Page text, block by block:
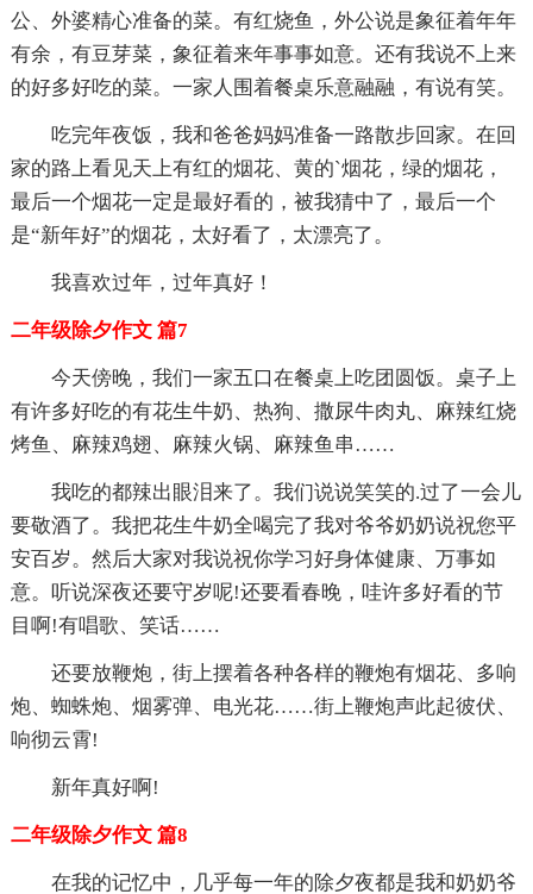
公、外婆精心准备的菜。有红烧鱼，外公说是象征着年年
有余，有豆芽菜，象征着来年事事如意。还有我说不上来
的好多好吃的菜。一家人围着餐桌乐意融融，有说有笑。
吃完年夜饭，我和爸爸妈妈准备一路散步回家。在回
家的路上看见天上有红的烟花、黄的`烟花，绿的烟花，
最后一个烟花一定是最好看的，被我猜中了，最后一个
是“新年好”的烟花，太好看了，太漂亮了。
我喜欢过年，过年真好！
二年级除夕作文 篇7
今天傍晚，我们一家五口在餐桌上吃团圆饭。桌子上
有许多好吃的有花生牛奶、热狗、撒尿牛肉丸、麻辣红烧
烤鱼、麻辣鸡翅、麻辣火锅、麻辣鱼串……
我吃的都辣出眼泪来了。我们说说笑笑的.过了一会儿
要敬酒了。我把花生牛奶全喝完了我对爷爷奶奶说祝您平
安百岁。然后大家对我说祝你学习好身体健康、万事如
意。听说深夜还要守岁呢!还要看春晚，哇许多好看的节
目啊!有唱歌、笑话……
还要放鞭炮，街上摆着各种各样的鞭炮有烟花、多响
炮、蜘蛛炮、烟雾弹、电光花……街上鞭炮声此起彼伏、
响彻云霄!
新年真好啊!
二年级除夕作文 篇8
在我的记忆中，几乎每一年的除夕夜都是我和奶奶爷